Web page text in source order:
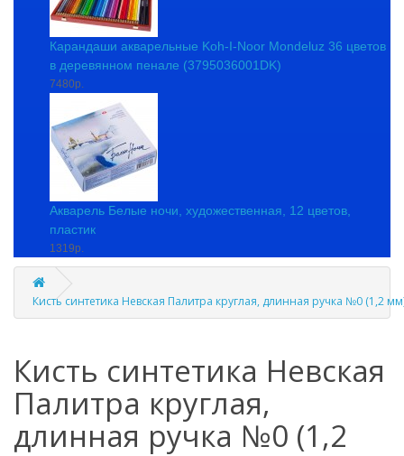
Карандаши акварельные Koh-I-Noor Mondeluz 36 цветов
в деревянном пенале (3795036001DK)
7480р.
Акварель Белые ночи, художественная, 12 цветов,
пластик
1319р.
Кисть синтетика Невская Палитра круглая, длинная ручка №0 (1,2
Кисть синтетика Невская
Палитра круглая,
длинная ручка №0 (1,2